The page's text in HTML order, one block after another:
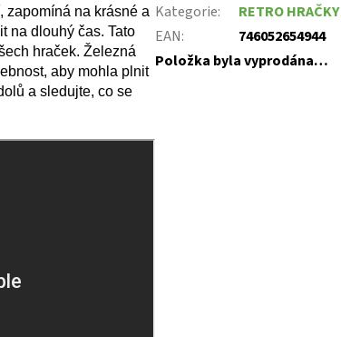
zapomíná na krásné a
na dlouhý čas. Tato
hraček. Železná
aby mohla plnit
a sledujte, co se
Kategorie:
RETRO HRAČKY
EAN:
746052654944
Položka byla vyprodána…